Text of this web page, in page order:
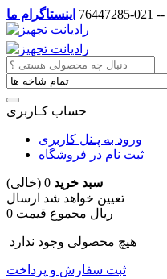
اینستاگرام ما
حساب کـاربری
ورود به پـنل کاربری
ثبت نام در فروشگاه
سبد خرید 0 (خالی)
تعیین خواهد شد ارسال
0 ریال مجموع قیمت
هیچ محصولی وجود ندارد
ثبت سفارش و پرداخت